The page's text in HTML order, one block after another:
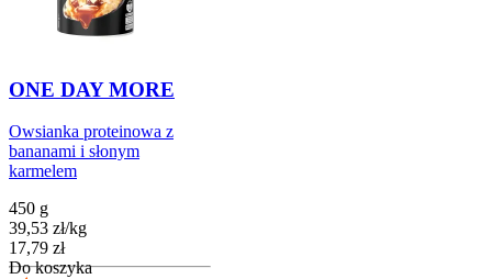
ONE DAY MORE
Owsianka proteinowa z
bananami i słonym
karmelem
450 g
39,53 zł/kg
Cena
17,79 zł
Do koszyka